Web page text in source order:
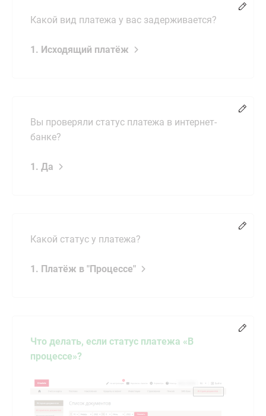
Какой вид платежа у вас задерживается?
1. Исходящий платёж
Вы проверяли статус платежа в интернет-
банке?
1. Да
Какой статус у платежа?
1. Платёж в "Процессе"
Что делать, если статус платежа «В
процессе»?